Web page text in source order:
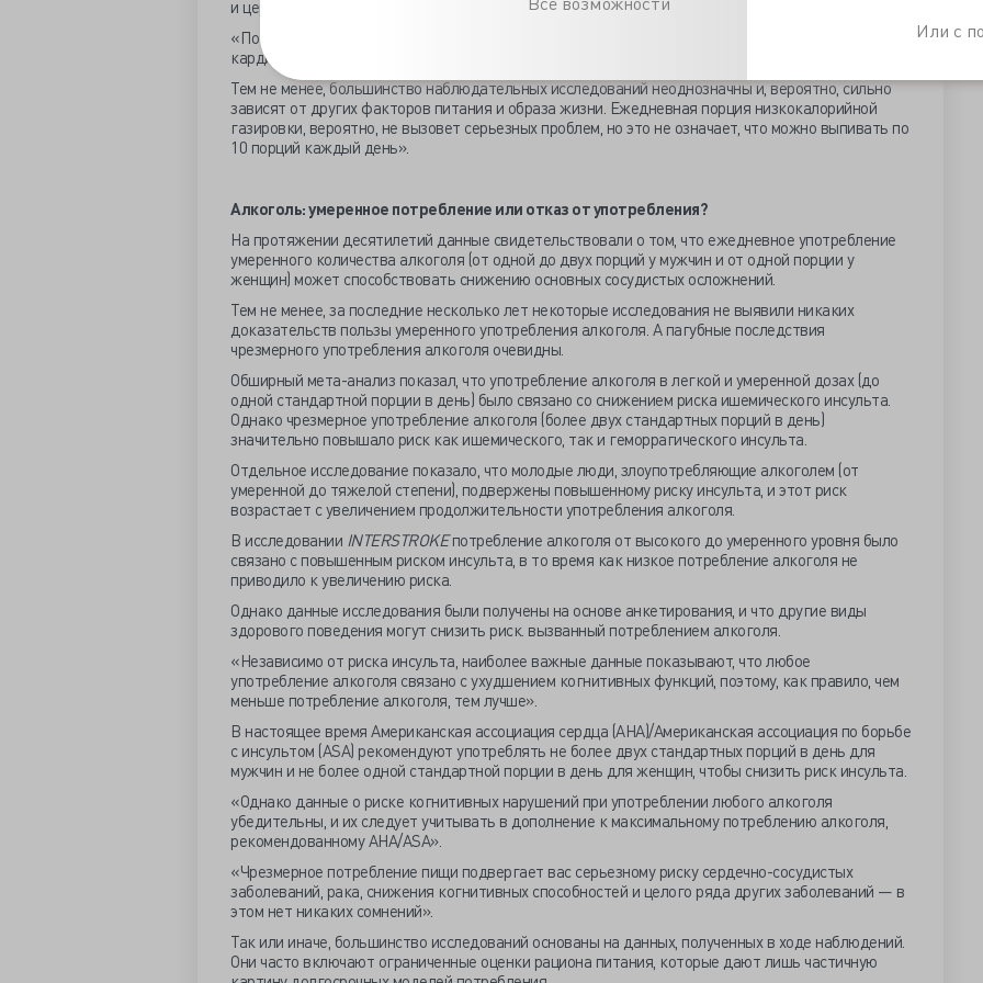
Или с
и цереброваскулярных заболеваний.
«Подслащенные сахаром газированные напитки связаны с увеличением веса и развитием
кардиометаболических нарушений у детей и взрослых».
Тем не менее, большинство наблюдательных исследований неоднозначны и, вероятно, сильно
зависят от других факторов питания и образа жизни. Ежедневная порция низкокалорийной
газировки, вероятно, не вызовет серьезных проблем, но это не означает, что можно выпивать по
10 порций каждый день».
Алкоголь: умеренное потребление или отказ от употребления?
На протяжении десятилетий данные свидетельствовали о том, что ежедневное употребление
умеренного количества алкоголя (от одной до двух порций у мужчин и от одной порции у
женщин) может способствовать снижению основных сосудистых осложнений.
Тем не менее, за последние несколько лет некоторые исследования не выявили никаких
доказательств пользы умеренного употребления алкоголя. А пагубные последствия
чрезмерного употребления алкоголя очевидны.
Обширный мета-анализ показал, что употребление алкоголя в легкой и умеренной дозах (до
одной стандартной порции в день) было связано со снижением риска ишемического инсульта.
Однако чрезмерное употребление алкоголя (более двух стандартных порций в день)
значительно повышало риск как ишемического, так и геморрагического инсульта.
Отдельное исследование показало, что молодые люди, злоупотребляющие алкоголем (от
умеренной до тяжелой степени), подвержены повышенному риску инсульта, и этот риск
возрастает с увеличением продолжительности употребления алкоголя.
В исследовании INTERSTROKEпотребление алкоголя от высокого до умеренного уровня было
связано с повышенным риском инсульта, в то время как низкое потребление алкоголя не
приводило к увеличению риска.
Однако данные исследования были получены на основе анкетирования, и что другие виды
здорового поведения могут снизить риск. вызванный потреблением алкоголя.
«Независимо от риска инсульта, наиболее важные данные показывают, что любое
употребление алкоголя связано с ухудшением когнитивных функций, поэтому, как правило, чем
меньше потребление алкоголя, тем лучше».
В настоящее время Американская ассоциация сердца (AHA)/Американская ассоциация по борьбе
с инсультом (ASA) рекомендуют употреблять не более двух стандартных порций в день для
мужчин и не более одной стандартной порции в день для женщин, чтобы снизить риск инсульта.
«Однако данные о риске когнитивных нарушений при употреблении любого алкоголя
убедительны, и их следует учитывать в дополнение к максимальному потреблению алкоголя,
рекомендованному AHA/ASA».
«Чрезмерное потребление пищи подвергает вас серьезному риску сердечно-сосудистых
заболеваний, рака, снижения когнитивных способностей и целого ряда других заболеваний — в
этом нет никаких сомнений».
Так или иначе, большинство исследований основаны на данных, полученных в ходе наблюдений.
Они часто включают ограниченные оценки рациона питания, которые дают лишь частичную